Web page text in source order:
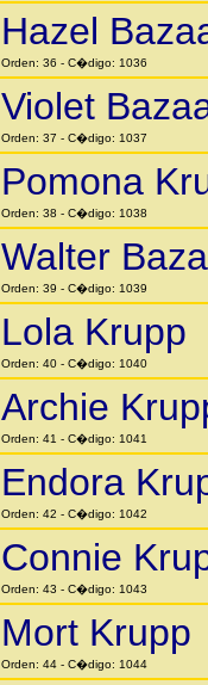
Hazel
Orden: 36 - C�digo: 1036
Violet
Orden: 37 - C�digo: 1037
Pomona
Orden: 38 - C�digo: 1038
Walter
Orden: 39 - C�digo: 1039
Lola Krupp
Orden: 40 - C�digo: 1040
Archie
Orden: 41 - C�digo: 1041
Endora
Orden: 42 - C�digo: 1042
Connie
Orden: 43 - C�digo: 1043
Mort Krupp
Orden: 44 - C�digo: 1044